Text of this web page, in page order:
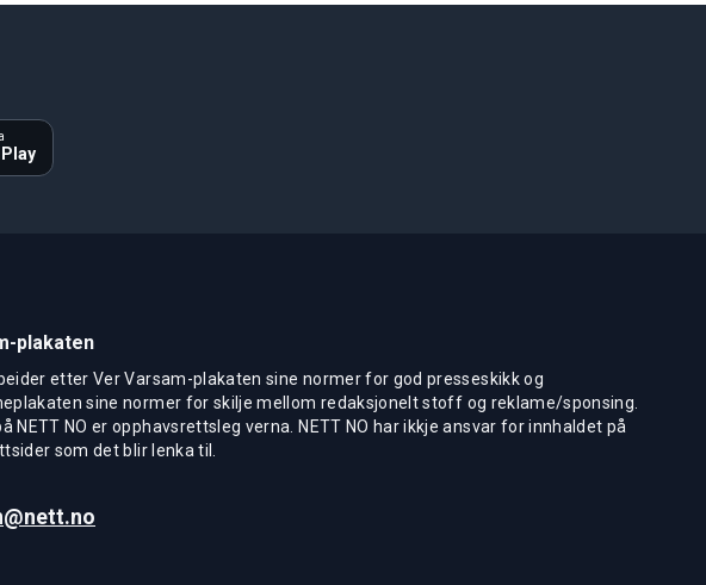
plakaten
etter Ver Varsam-plakaten sine normer for god presseskikk og
sine normer for skilje mellom redaksjonelt stoff og reklame/sponsing.
NETT NO er opphavsrettsleg verna. NETT NO har ikkje ansvar for innhaldet på
som det blir lenka til.